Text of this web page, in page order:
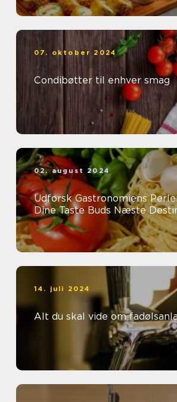
07. oktober 2024
Condibøtter til enhver smag
02. august 2024
Udforsk Gastronomiens
Dine Taste Buds Næste
14. juli 2024
Alt du skal vide om